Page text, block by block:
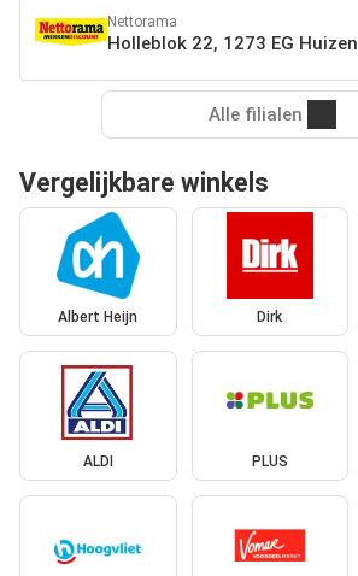
Nettorama
Holleblok 22, 1273 EG Huizen
Alle filialen
Vergelijkbare winkels
Albert Heijn Dirk
ALDI PLUS